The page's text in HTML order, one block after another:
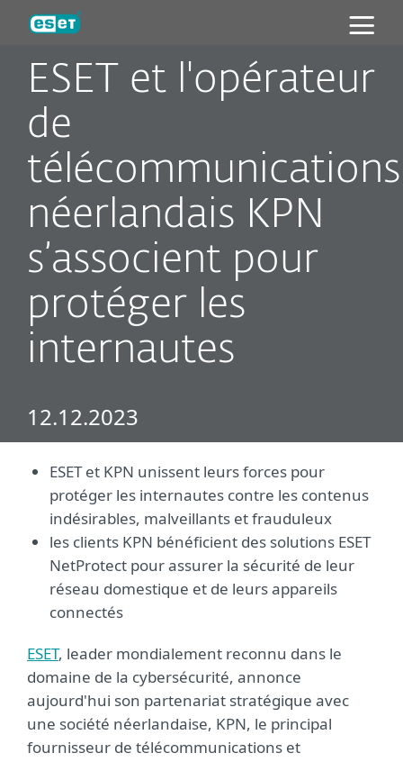
ESET et l'opérateur
de
télécommunications
néerlandais KPN
s’associent pour
protéger les
internautes
12.12.2023
ESET et KPN unissent leurs forces pour
protéger les internautes contre les contenus
indésirables, malveillants et frauduleux
les clients KPN bénéficient des solutions ESET
NetProtect pour assurer la sécurité de leur
réseau domestique et de leurs appareils
connectés
ESET, leader mondialement reconnu dans le
domaine de la cybersécurité, annonce
aujourd'hui son partenariat stratégique avec
une société néerlandaise, KPN, le principal
fournisseur de télécommunications et
ESET